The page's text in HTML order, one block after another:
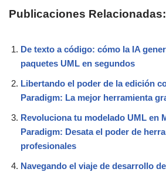
Publicaciones Relacionadas:
De texto a código: cómo la IA
paquetes UML en segundos
Libertando el poder de la edición
Paradigm: La mejor herramienta
Revoluciona tu modelado UML en
Paradigm: Desata el poder de
profesionales
Navegando el viaje de desarrollo